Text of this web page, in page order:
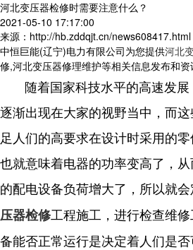
河北变压器检修时需要注意什么？
2021-05-10 17:17:00
来源：http://hb.zddqjt.cn/news608417.html
中恒巨能(辽宁)电力有限公司为您提供河北
修,河北变压器修理维护等相关信息发布和资
随着国家科技水平的高速发展
逐渐出现在大家的视野当中，而
足人们的高要求在设计时采用的
也就意味着电器的功率变高了，
的配电设备负荷增大了，所以就
压器检修工程施工，进行检查维
备能否正常运行是决定着人们是